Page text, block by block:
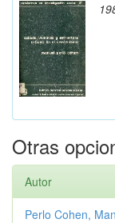
Otras
Autor
Perlo Cohen,